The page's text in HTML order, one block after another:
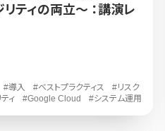
リティの両立～ ：講演レ
#導入 #ベストプラクティス
#リスク
ィ #Google Cloud #システム運用